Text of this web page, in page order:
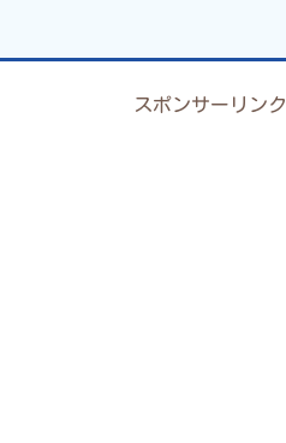
スポンサーリンク